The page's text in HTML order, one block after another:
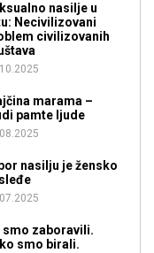
nasilje u
Necivilizovani
civilizovanih
marama –
pamte ljude
nasilju je žensko
smo zaboravili.
smo birali.